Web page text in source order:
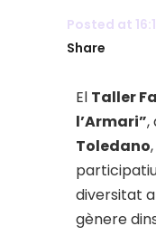
Posted at
Share
El Taller
l’Armari”,
Toledano
diversitat
gènere